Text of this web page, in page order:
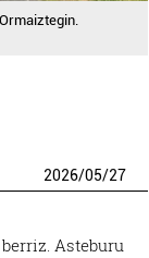
2026/05/27
Asteburu